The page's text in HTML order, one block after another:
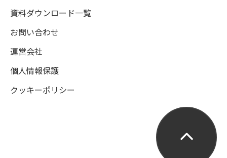
資料ダウンロード一覧
お問い合わせ
運営会社
個人情報保護
クッキーポリシー